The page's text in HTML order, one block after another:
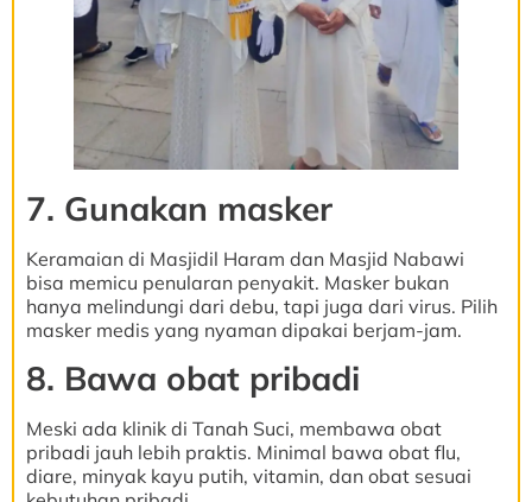
7. Gunakan masker
Keramaian di Masjidil Haram dan Masjid Nabawi
bisa memicu penularan penyakit. Masker bukan
hanya melindungi dari debu, tapi juga dari virus. Pilih
masker medis yang nyaman dipakai berjam-jam.
8. Bawa obat pribadi
Meski ada klinik di Tanah Suci, membawa obat
pribadi jauh lebih praktis. Minimal bawa obat flu,
diare, minyak kayu putih, vitamin, dan obat sesuai